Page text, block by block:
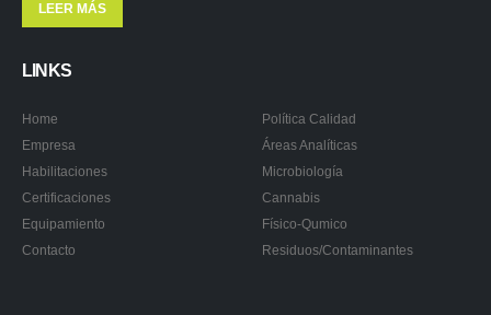
LEER MÁS
LINKS
Home
Empresa
Habilitaciones
Certificaciones
Equipamiento
Contacto
Política Calidad
Áreas Analíticas
Microbiología
Cannabis
Físico-Qumico
Residuos/Contaminantes